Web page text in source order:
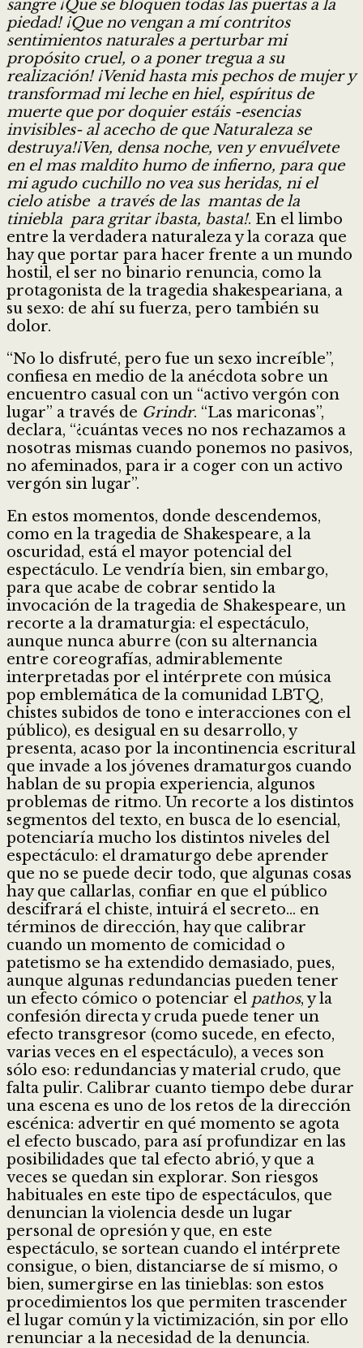
sangre ¡Que se bloquen todas las puertas a la
piedad! ¡Que no vengan a mí contritos
sentimientos naturales a perturbar mi
propósito cruel, o a poner tregua a su
realización! ¡Venid hasta mis pechos de mujer y
transformad mi leche en hiel, espíritus de
muerte que por doquier estáis -esencias
invisibles- al acecho de que Naturaleza se
destruya!¡Ven, densa noche, ven y envuélvete
en el mas maldito humo de infierno, para que
mi agudo cuchillo no vea sus heridas, ni el
cielo atisbe a través de las mantas de la
tiniebla para gritar ¡basta, basta!. En el limbo
entre la verdadera naturaleza y la coraza que
hay que portar para hacer frente a un mundo
hostil, el ser no binario renuncia, como la
protagonista de la tragedia shakespeariana, a
su sexo: de ahí su fuerza, pero también su
dolor.
“No lo disfruté, pero fue un sexo increíble”,
confiesa en medio de la anécdota sobre un
encuentro casual con un “activo vergón con
lugar” a través de Grindr. “Las mariconas”,
declara, “¿cuántas veces no nos rechazamos a
nosotras mismas cuando ponemos no pasivos,
no afeminados, para ir a coger con un activo
vergón sin lugar”.
En estos momentos, donde descendemos,
como en la tragedia de Shakespeare, a la
oscuridad, está el mayor potencial del
espectáculo. Le vendría bien, sin embargo,
para que acabe de cobrar sentido la
invocación de la tragedia de Shakespeare, un
recorte a la dramaturgia: el espectáculo,
aunque nunca aburre (con su alternancia
entre coreografías, admirablemente
interpretadas por el intérprete con música
pop emblemática de la comunidad LBTQ,
chistes subidos de tono e interacciones con el
público), es desigual en su desarrollo, y
presenta, acaso por la incontinencia escritural
que invade a los jóvenes dramaturgos cuando
hablan de su propia experiencia, algunos
problemas de ritmo. Un recorte a los distintos
segmentos del texto, en busca de lo esencial,
potenciaría mucho los distintos niveles del
espectáculo: el dramaturgo debe aprender
que no se puede decir todo, que algunas cosas
hay que callarlas, confiar en que el público
descifrará el chiste, intuirá el secreto… en
términos de dirección, hay que calibrar
cuando un momento de comicidad o
patetismo se ha extendido demasiado, pues,
aunque algunas redundancias pueden tener
un efecto cómico o potenciar el pathos, y la
confesión directa y cruda puede tener un
efecto transgresor (como sucede, en efecto,
varias veces en el espectáculo), a veces son
sólo eso: redundancias y material crudo, que
falta pulir. Calibrar cuanto tiempo debe durar
una escena es uno de los retos de la dirección
escénica: advertir en qué momento se agota
el efecto buscado, para así profundizar en las
posibilidades que tal efecto abrió, y que a
veces se quedan sin explorar. Son riesgos
habituales en este tipo de espectáculos, que
denuncian la violencia desde un lugar
personal de opresión y que, en este
espectáculo, se sortean cuando el intérprete
consigue, o bien, distanciarse de sí mismo, o
bien, sumergirse en las tinieblas: son estos
procedimientos los que permiten trascender
el lugar común y la victimización, sin por ello
renunciar a la necesidad de la denuncia.